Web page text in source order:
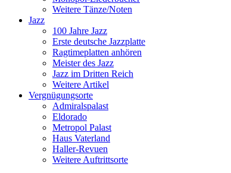
Weitere Tänze/Noten
Jazz
100 Jahre Jazz
Erste deutsche Jazzplatte
Ragtimeplatten anhören
Meister des Jazz
Jazz im Dritten Reich
Weitere Artikel
Vergnügungsorte
Admiralspalast
Eldorado
Metropol Palast
Haus Vaterland
Haller-Revuen
Weitere Auftrittsorte